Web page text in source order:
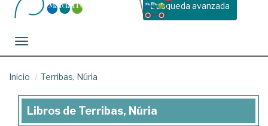
Busqueda avanzada
Toggle navigation
Inicio Terribas, Núria
Libros
Libros de Terribas, Núria